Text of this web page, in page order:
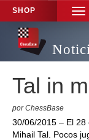
SHOP
Tal in
por ChessBase
30/06/2015 – El
Mihail Tal. Pocos